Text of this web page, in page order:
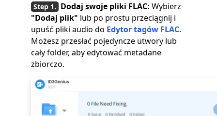
Dodaj swoje pliki FLAC: Wybierz
"Dodaj plik" lub po prostu przeciągnij i
upuść pliki audio do Edytor tagów FLAC.
Możesz przesłać pojedyncze utwory lub
cały folder, aby edytować metadane
zbiorczo.